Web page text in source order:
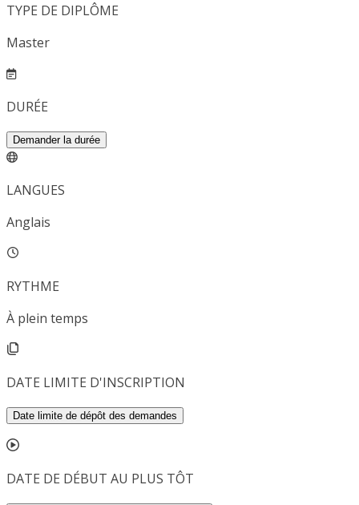
TYPE DE DIPLÔME
Master
DURÉE
Demander la durée
LANGUES
Anglais
RYTHME
À plein temps
DATE LIMITE D'INSCRIPTION
Date limite de dépôt des demandes
DATE DE DÉBUT AU PLUS TÔT